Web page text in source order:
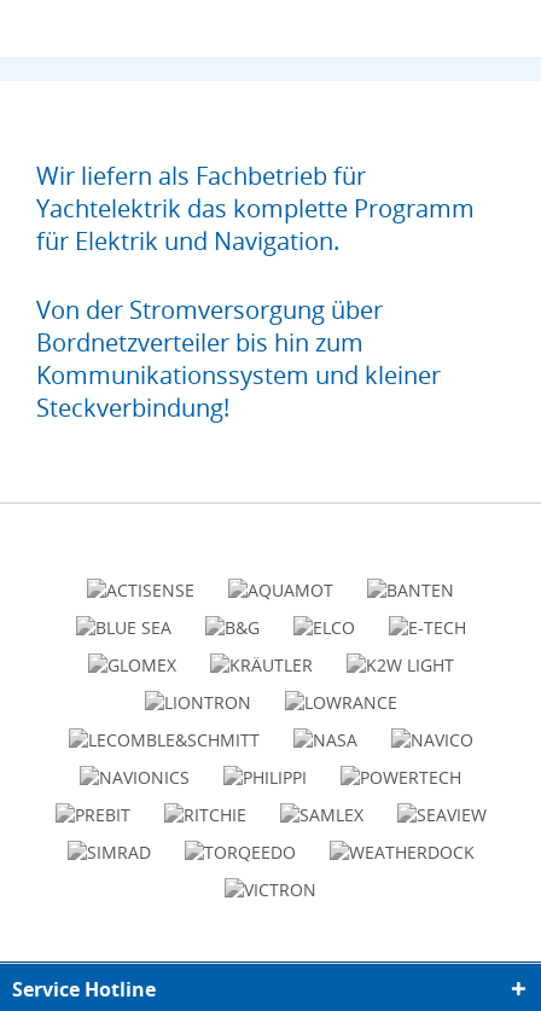
Wir liefern als Fachbetrieb für
Yachtelektrik das komplette Programm
für Elektrik und Navigation.
Von der Stromversorgung über
Bordnetzverteiler bis hin zum
Kommunikationssystem und kleiner
Steckverbindung!
Service Hotline